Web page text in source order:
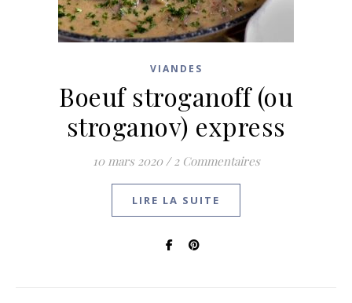
VIANDES
Boeuf stroganoff (ou
stroganov) express
10 mars 2020 / 2 Commentaires
LIRE LA SUITE